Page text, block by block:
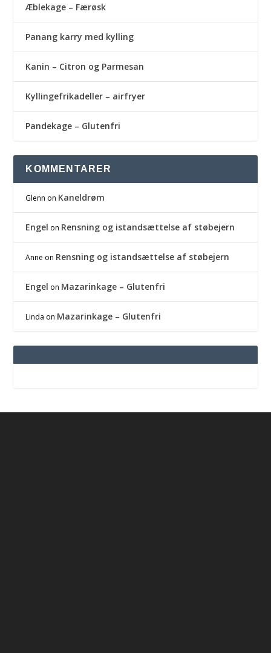
Æblekage – Færøsk
Panang karry med kylling
Kanin – Citron og Parmesan
Kyllingefrikadeller – airfryer
Pandekage – Glutenfri
KOMMENTARER
Glenn on Kaneldrøm
Engel on Rensning og istandsættelse af støbejern
Anne on Rensning og istandsættelse af støbejern
Engel on Mazarinkage – Glutenfri
Linda on Mazarinkage – Glutenfri